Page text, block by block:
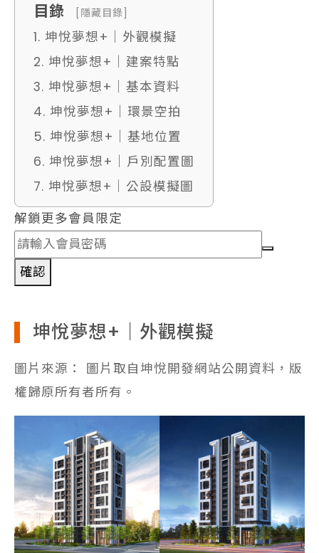
目錄 [隱藏目錄]
1. 坤悅夢想+｜外觀模擬
2. 坤悅夢想+｜建案特點
3. 坤悅夢想+｜基本資料
4. 坤悅夢想+｜環景空拍
5. 坤悅夢想+｜基地位置
6. 坤悅夢想+｜戶別配置圖
7. 坤悅夢想+｜公設模擬圖
解鎖更多會員限定
確認
坤悅夢想+｜外觀模擬
圖片來源： 圖片取自坤悅開發網站公開資料，版
權歸原所有者所有。